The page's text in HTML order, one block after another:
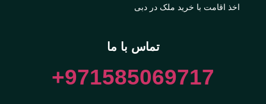
اخذ اقامت با خرید ملک در دبی
تماس با ما
971585069717+